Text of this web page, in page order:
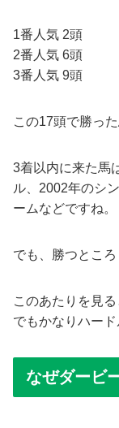
1番人気 2頭
2番人気 6頭
3番人気 9頭
この17頭で勝っ
3着以内に来た馬
ル、2002年のシ
ームなどですね。
でも、勝つところ
このあたりを見
でもかなりハード
なぜダービ